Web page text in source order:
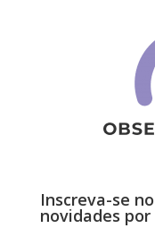
Inscreva-se
novidades